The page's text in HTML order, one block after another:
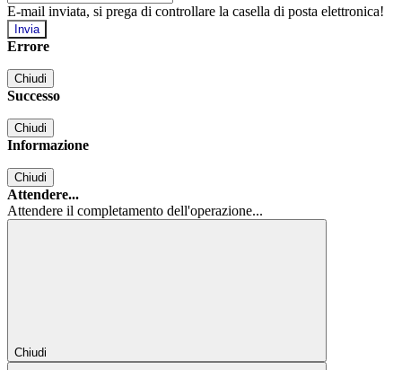
E-mail inviata, si prega di controllare la casella di posta elettronica!
Errore
Chiudi
Successo
Chiudi
Informazione
Chiudi
Attendere...
Attendere il completamento dell'operazione...
Chiudi